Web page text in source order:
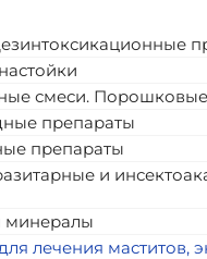
смеси.
препараты
препараты
и
минералы
лечения маститов,